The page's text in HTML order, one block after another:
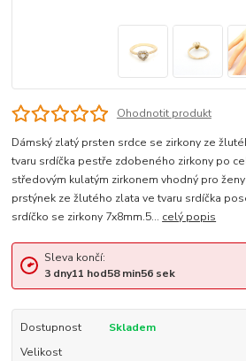
Ohodnotit produkt
Dámský zlatý prsten srdce se zirkony ze
tvaru srdíčka pestře zdobeného zirkony po
středovým kulatým zirkonem vhodný pro
prstýnek ze žlutého zlata ve tvaru srdíčka
srdíčko se zirkony 7x8mm.5... celý popis
Sleva končí:
3 dny11 hod58min56sek
Dostupnost
Skladem
Velikost